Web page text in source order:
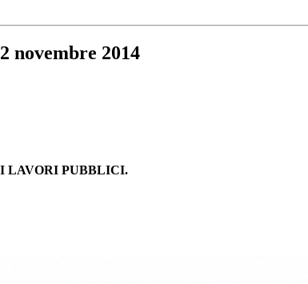
novembre 2014
LAVORI PUBBLICI.